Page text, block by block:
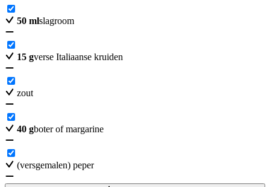
50 mlslagroom
15 gverse Italiaanse kruiden
zout
40 gboter of margarine
(versgemalen) peper